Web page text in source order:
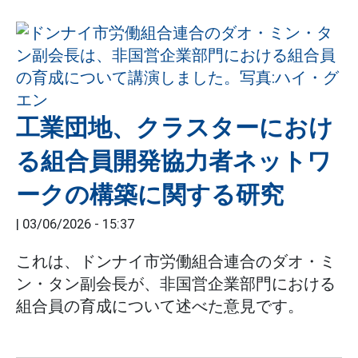
工業団地、クラスターにおけ
る組合員開発協力者ネットワ
ークの構築に関する研究
| 03/06/2026 - 15:37
これは、ドンナイ市労働組合連合のダオ・ミ
ン・タン副会長が、非国営企業部門における
組合員の育成について述べた意見です。